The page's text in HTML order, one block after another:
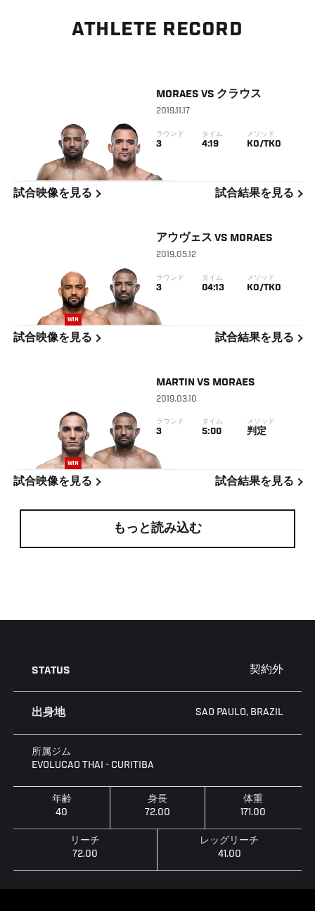
ATHLETE RECORD
MORAES VS クラウス
2019.11.17
ラウンド
3
タイム
4:19
メソッド
KO/TKO
試合映像を見る 試合結果を見る
WIN
アウヴェス VS MORAES
2019.05.12
ラウンド
3
タイム
04:13
メソッド
KO/TKO
試合映像を見る 試合結果を見る
WIN
MARTIN VS MORAES
2019.03.10
ラウンド
3
タイム
5:00
メソッド
判定
試合映像を見る 試合結果を見る
もっと読み込む
STATUS 契約外
出身地 SAO PAULO, BRAZIL
所属ジム
EVOLUCAO THAI - CURITIBA
年齢
40
身長
72.00
体重
171.00
リーチ
72.00
レッグリーチ
41.00